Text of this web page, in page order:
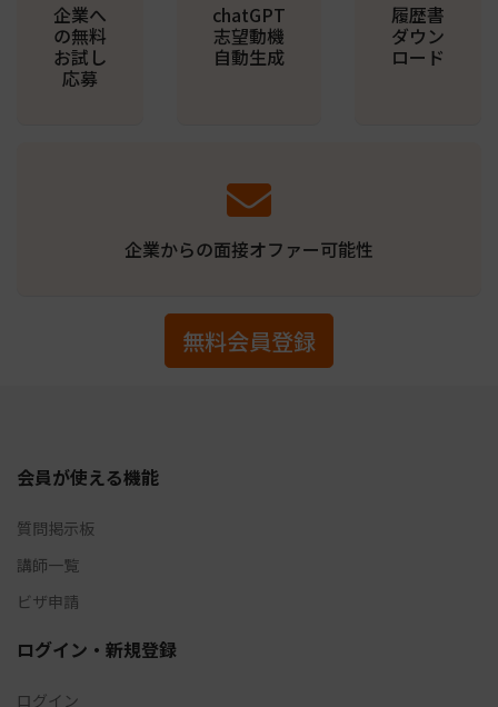
企業へ
の無料
お試し
応募
chatGPT
志望動機
自動生成
履歴書
ダウン
ロード
企業からの面接オファー可能性
無料会員登録
会員が使える機能
質問掲示板
講師一覧
ビザ申請
ログイン・新規登録
ログイン